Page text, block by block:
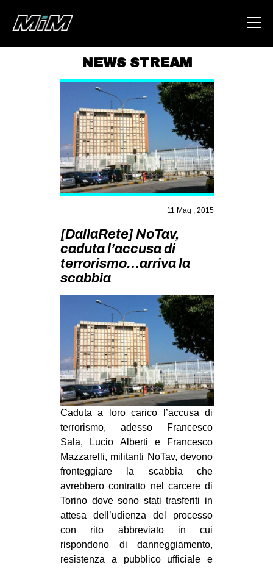
ABOUT
AREA
DEGENERAZIONE
GAZA FREESTYLE
CSOA LAMBRETTA
STUDENTI TSUNAMI
ZAM
MOBILITAZIONI
SPAZI
SPORT POPOLARE
MOVIMENTI
AMBIENTE
ANTIFASCISMO
DIRITTO ALL’ABITARE
GENERI
MIGRAZIONI
PRECARIATO
REPRESSIONE
STUDENTI
CULTURE
NEWS STREAM
11 Mag , 2015
[DallaRete] NoTav,
caduta l’accusa di
terrorismo…arriva la
scabbia
Caduta a loro carico l’accusa di
terrorismo, adesso Francesco
Sala, Lucio Alberti e Francesco
Mazzarelli, militanti NoTav, devono
fronteggiare la scabbia che
avrebbero contratto nel carcere di
Torino dove sono stati trasferiti in
attesa dell’udienza del processo
con rito abbreviato in cui
rispondono di danneggiamento,
resistenza a pubblico ufficiale e